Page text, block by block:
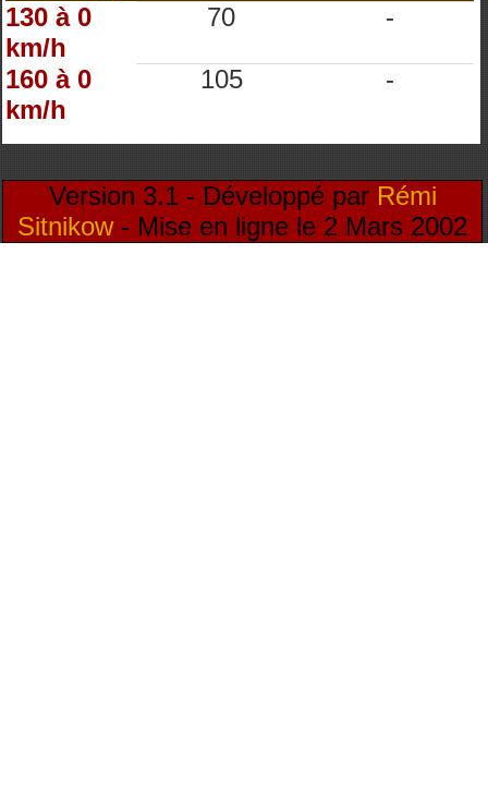
130 à 0
km/h
70 -
160 à 0
km/h
105 -
Version 3.1 - Développé par Rémi
Sitnikow- Mise en ligne le 2 Mars 2002